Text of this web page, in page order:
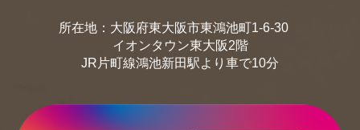
所在地：大阪府東大阪市東鴻池町1-6-30
イオンタウン東大阪2階
JR片町線鴻池新田駅より車で10分